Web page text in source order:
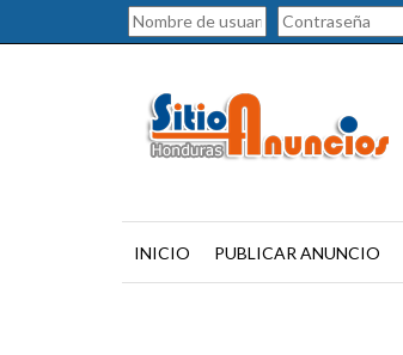
INICIO PUBLICAR ANUNCIO